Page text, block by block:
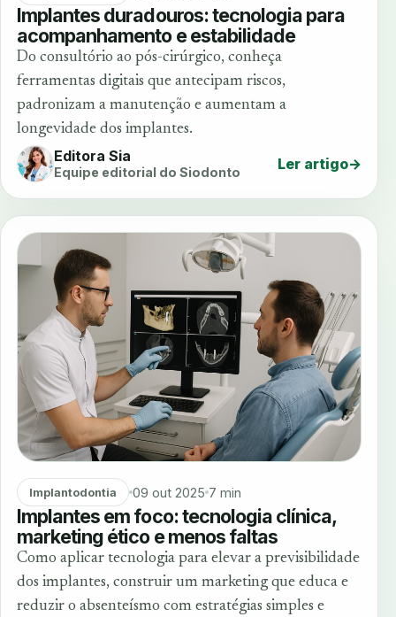
Implantes duradouros: tecnologia para
acompanhamento e estabilidade
Do consultório ao pós-cirúrgico, conheça
ferramentas digitais que antecipam riscos,
padronizam a manutenção e aumentam a
longevidade dos implantes.
Editora Sia
Equipe editorial do Siodonto Ler artigo→
Implantodontia 09 out 2025 7 min
Implantes em foco: tecnologia clínica,
marketing ético e menos faltas
Como aplicar tecnologia para elevar a previsibilidade
dos implantes, construir um marketing que educa e
reduzir o absenteísmo com estratégias simples e